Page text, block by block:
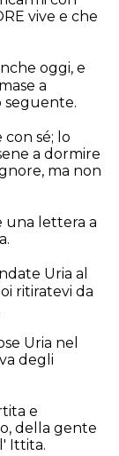
vive e che
oggi, e
a
seguente.
sé; lo
a dormire
ma non
una lettera a
Uria al
ritiratevi da
Uria nel
degli
e
della gente
Ittita.